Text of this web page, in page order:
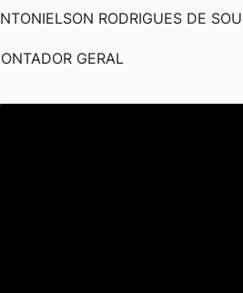
RODRIGUES DE
GERAL